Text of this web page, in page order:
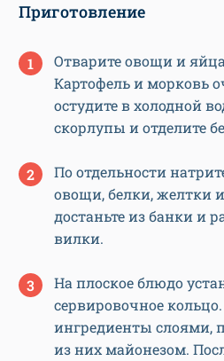
Приготовление
Отварите овощи и
Картофель и морковь
остудите в холодной
скорлупы и отделите
По отдельности
овощи, белки, желтки
достаньте из банки и
вилки.
На плоское блюдо
сервировочное
ингредиенты слоями,
из них майонезом.